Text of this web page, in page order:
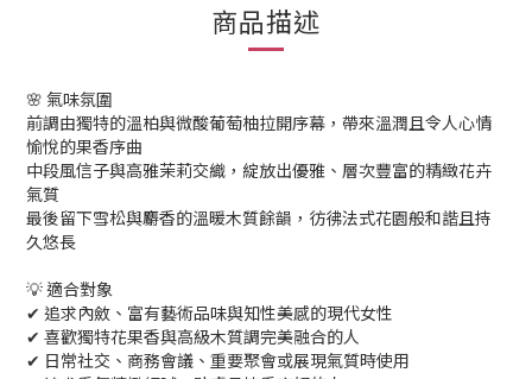
商品描述
🌸 氣味氛圍
前調由獨特的溫柏與微酸葡萄柚拉開序幕，帶來溫潤且令人心情
愉悅的果香序曲
中段風信子與高雅茉莉交織，綻放出優雅、層次豐富的精緻花卉
氣質
最後留下雪松與麝香的溫暖木質餘韻，彷彿法式花園般和諧且持
久悠長
💡 適合對象
✔ 追求內斂、富有藝術品味與知性美感的現代女性
✔ 喜歡獨特花果香與高級木質調完美融合的人
✔ 日常社交、商務會議、重要聚會或展現氣質時使用